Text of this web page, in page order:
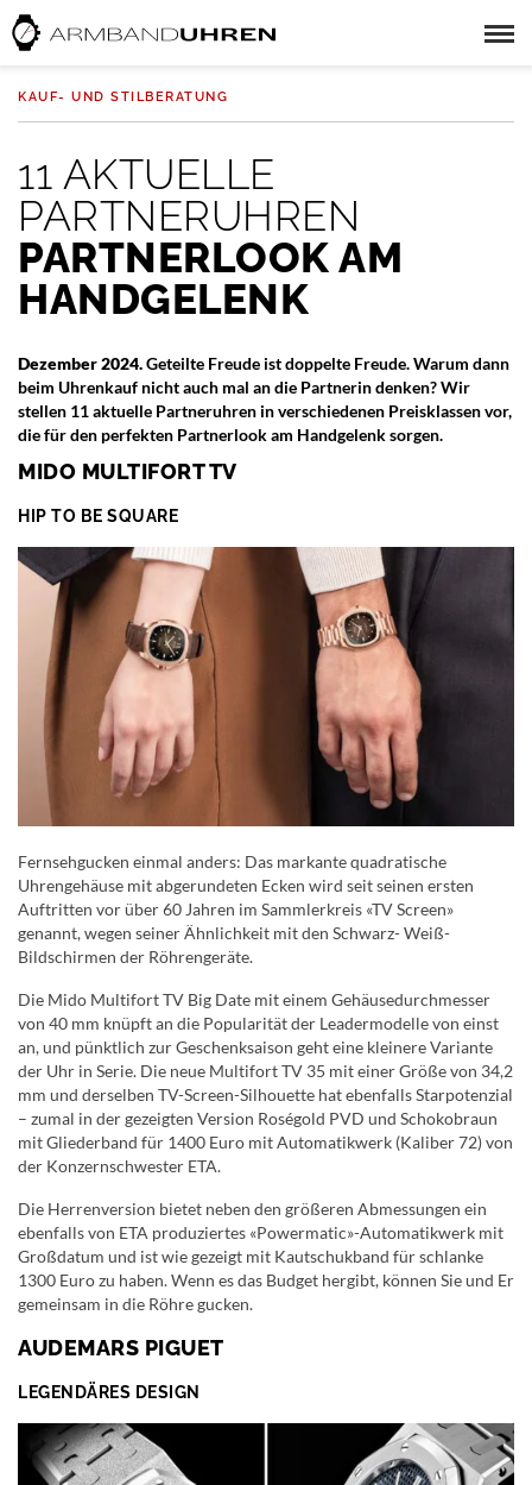
KAUF- UND STILBERATUNG
11 AKTUELLE
PARTNERUHREN
PARTNERLOOK AM
HANDGELENK
Dezember 2024.Geteilte Freude ist doppelte Freude. Warum dann
beim Uhrenkauf nicht auch mal an die Partnerin denken? Wir
stellen 11 aktuelle Partneruhren in verschiedenen Preisklassen vor,
die für den perfekten Partnerlook am Handgelenk sorgen.
MIDO MULTIFORT TV
HIP TO BE SQUARE
Fernsehgucken einmal anders: Das markante quadratische
Uhrengehäuse mit abgerundeten Ecken wird seit seinen ersten
Auftritten vor über 60 Jahren im Sammlerkreis «TV Screen»
genannt, wegen seiner Ähnlichkeit mit den Schwarz- Weiß-
Bildschirmen der Röhrengeräte.
Die Mido Multifort TV Big Date mit einem Gehäusedurchmesser
von 40 mm knüpft an die Popularität der Leadermodelle von einst
an, und pünktlich zur Geschenksaison geht eine kleinere Variante
der Uhr in Serie. Die neue Multifort TV 35 mit einer Größe von 34,2
mm und derselben TV-Screen-Silhouette hat ebenfalls Starpotenzial
– zumal in der gezeigten Version Roségold PVD und Schokobraun
mit Gliederband für 1400 Euro mit Automatikwerk (Kaliber 72) von
der Konzernschwester ETA.
Die Herrenversion bietet neben den größeren Abmessungen ein
ebenfalls von ETA produziertes «Powermatic»-Automatikwerk mit
Großdatum und ist wie gezeigt mit Kautschukband für schlanke
1300 Euro zu haben. Wenn es das Budget hergibt, können Sie und Er
gemeinsam in die Röhre gucken.
AUDEMARS PIGUET
LEGENDÄRES DESIGN